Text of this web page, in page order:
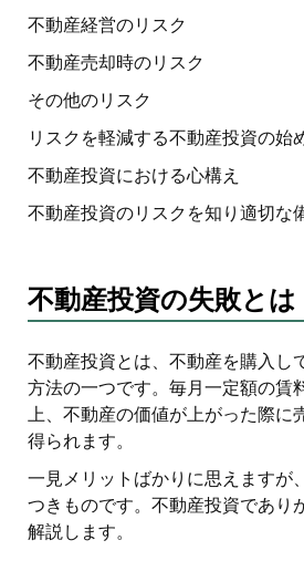
不動産経営のリスク
不動産売却時のリスク
その他のリスク
リスクを軽減する不動産投資の始
不動産投資における心構え
不動産投資のリスクを知り適切な
不動産投資の失敗とは
不動産投資とは、不動産を購入し
方法の一つです。毎月一定額の賃
上、不動産の価値が上がった際に
得られます。
一見メリットばかりに思えますが
つきものです。不動産投資であり
解説します。